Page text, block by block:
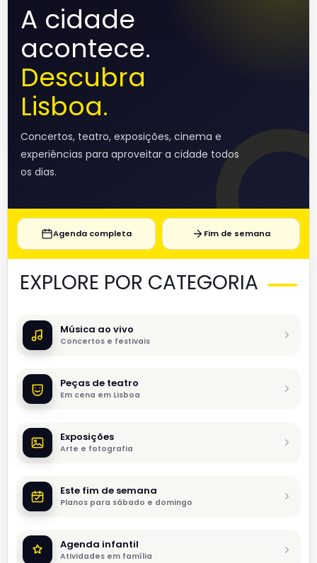
A cidade
acontece.
Descubra
Lisboa.
Concertos, teatro, exposições, cinema e
experiências para aproveitar a cidade todos
os dias.
Agenda completa Fim de semana
EXPLORE POR CATEGORIA
Música ao vivo
Concertos e festivais
Peças de teatro
Em cena em Lisboa
Exposições
Arte e fotografia
Este fim de semana
Planos para sábado e domingo
Agenda infantil
Atividades em família